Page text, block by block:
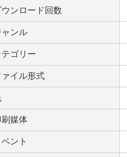
ウンロード回数
ャンル
テゴリー
ァイル形式
刷媒体
ント